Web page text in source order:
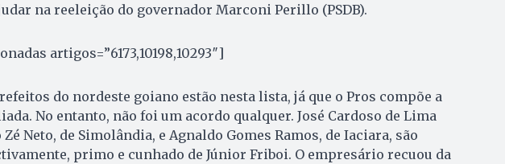
na reeleição do governador Marconi Perillo (PSDB).
artigos=”6173,10198,10293″]
do nordeste goiano estão nesta lista, já que o Pros compõe a
No entanto, não foi um acordo qualquer. José Cardoso de Lima
Zé Neto, de Simolândia, e Agnaldo Gomes Ramos, de Iaciara, são
primo e cunhado de Júnior Friboi. O empresário recuou da